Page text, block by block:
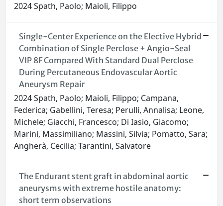
2024 Spath, Paolo; Maioli, Filippo
Single-Center Experience on the Elective Hybrid
Combination of Single Perclose + Angio-Seal
VIP 8F Compared With Standard Dual Perclose
During Percutaneous Endovascular Aortic
Aneurysm Repair
2024 Spath, Paolo; Maioli, Filippo; Campana,
Federica; Gabellini, Teresa; Perulli, Annalisa; Leone,
Michele; Giacchi, Francesco; Di Iasio, Giacomo;
Marini, Massimiliano; Massini, Silvia; Pomatto, Sara;
Angherà, Cecilia; Tarantini, Salvatore
The Endurant stent graft in abdominal aortic
aneurysms with extreme hostile anatomy:
short term observations